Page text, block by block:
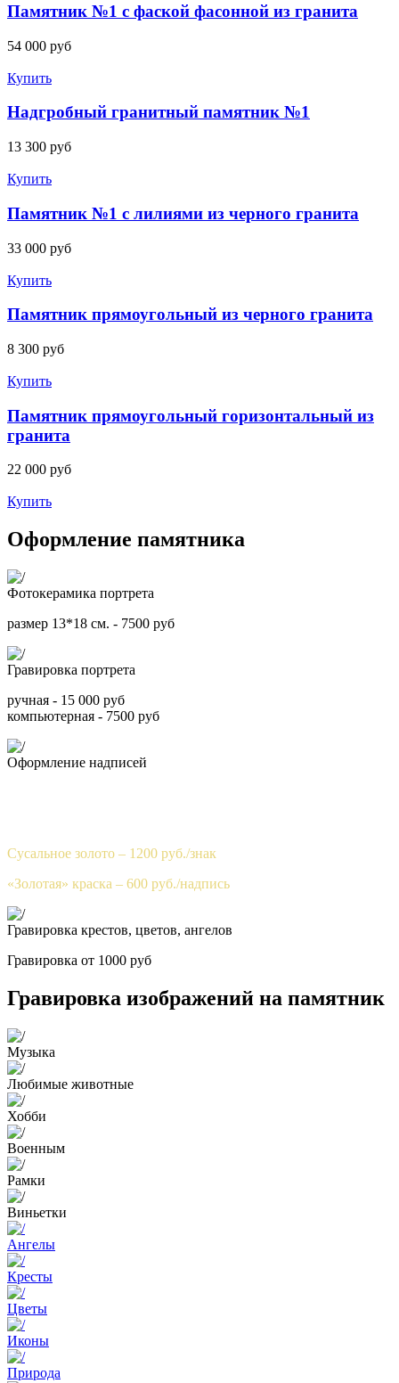
Памятник №1 с фаской фасонной из гранита
54 000 руб
Купить
Надгробный гранитный памятник №1
13 300 руб
Купить
Памятник №1 с лилиями из черного гранита
33 000 руб
Купить
Памятник прямоугольный из черного гранита
8 300 руб
Купить
Памятник прямоугольный горизонтальный из
гранита
22 000 руб
Купить
Оформление памятника
Фотокерамика портрета
размер 13*18 см. - 7500 руб
Гравировка портрета
ручная - 15 000 руб
компьютерная - 7500 руб
Оформление надписей
Сусальное золото – 1200 руб./знак
«Золотая» краска – 600 руб./надпись
Гравировка крестов, цветов, ангелов
Гравировка от 1000 руб
Гравировка изображений на памятник
Музыка
Любимые животные
Хобби
Военным
Рамки
Виньетки
Ангелы
Кресты
Цветы
Иконы
Природа